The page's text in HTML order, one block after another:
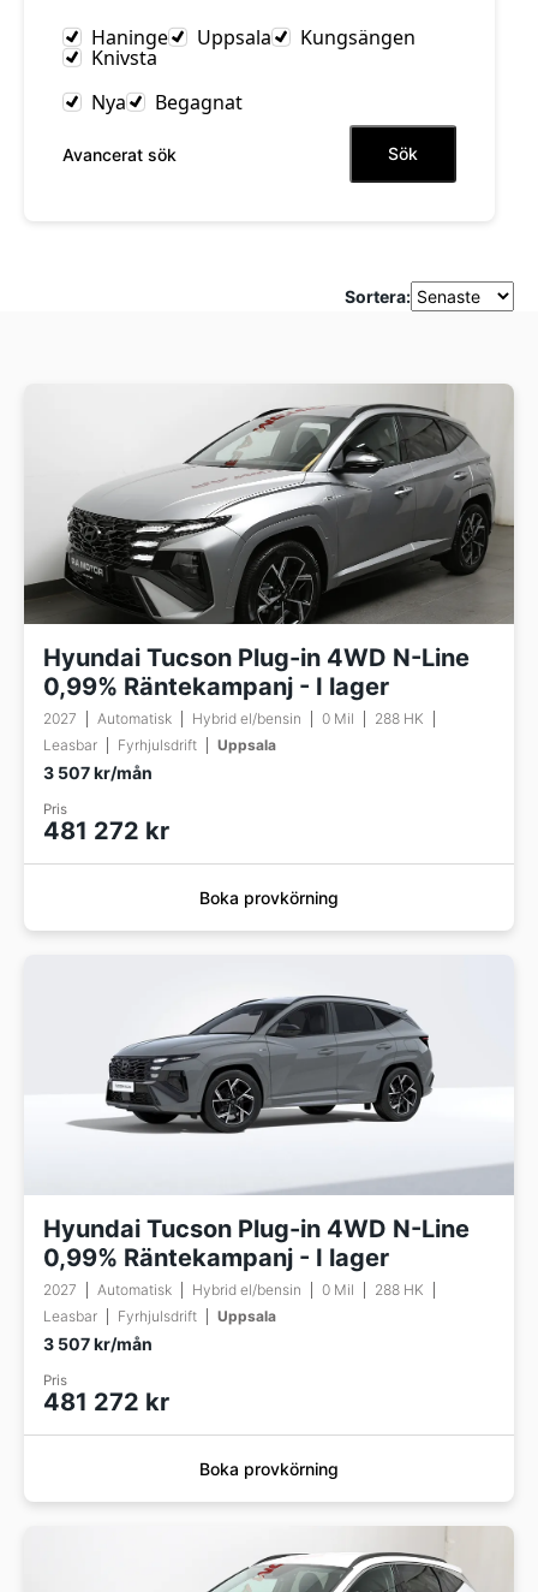
Haninge Uppsala Kungsängen
Knivsta
Nya
Begagnat
Avancerat sök Sök
Sortera:
Hyundai Tucson Plug-in 4WD N-Line
0,99% Räntekampanj - I lager
2027 Automatisk Hybrid el/bensin 0 Mil
288 HK
Leasbar
Fyrhjulsdrift Uppsala
3 507 kr/mån
Pris
481 272 kr
Boka provkörning
Hyundai Tucson Plug-in 4WD N-Line
0,99% Räntekampanj - I lager
2027 Automatisk Hybrid el/bensin 0 Mil
288 HK
Leasbar
Fyrhjulsdrift Uppsala
3 507 kr/mån
Pris
481 272 kr
Boka provkörning